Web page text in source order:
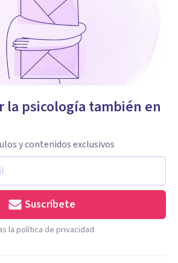
la psicología también en
y contenidos exclusivos
Suscríbete
la política de privacidad